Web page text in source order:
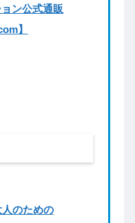
ン公式通販
】
のための